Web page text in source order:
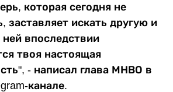
которая сегодня не
заставляет искать другую и
впоследствии
твоя настоящая
- написал глава МНВО в
канале.